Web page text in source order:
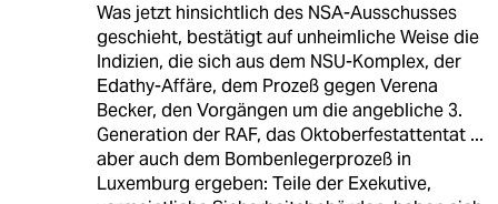
Was jetzt hinsichtlich des NSA-Ausschusses
geschieht, bestätigt auf unheimliche Weise die
Indizien, die sich aus dem NSU-Komplex, der
Edathy-Affäre, dem Prozeß gegen Verena
Becker, den Vorgängen um die angebliche 3.
Generation der RAF, das Oktoberfestattentat ...
aber auch dem Bombenlegerprozeß in
Luxemburg ergeben: Teile der Exekutive,